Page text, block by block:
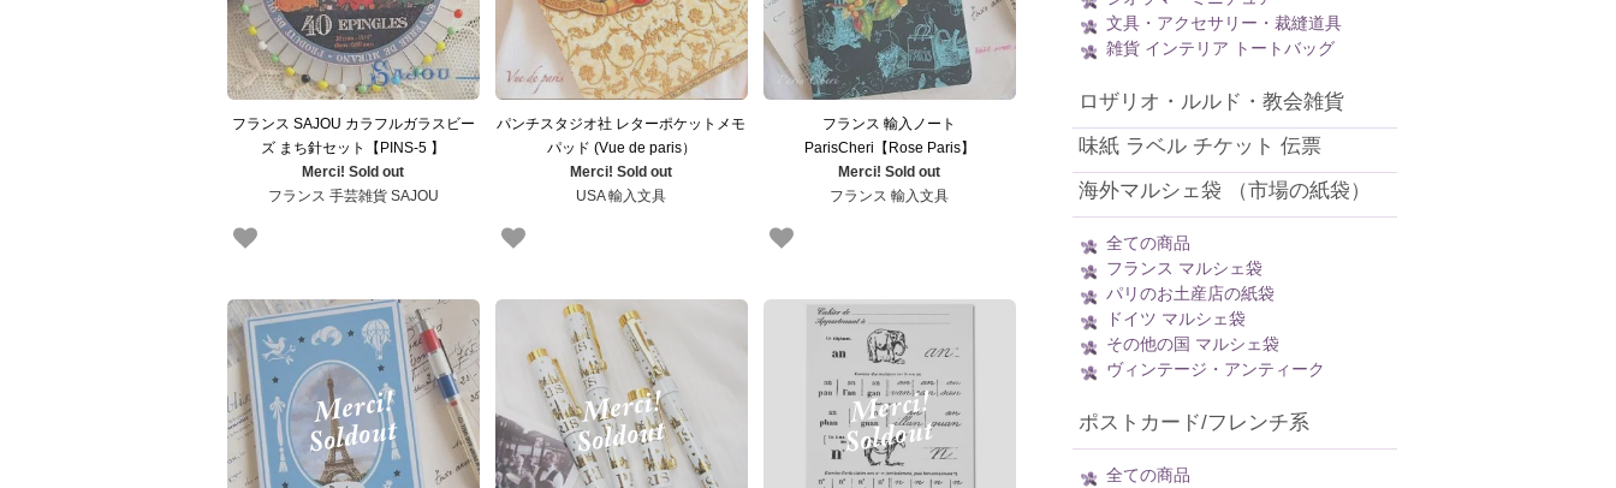
フランス SAJOU カラフルガラスビー
ズ まち針セット【PINS-5 】
Merci! Sold out
フランス 手芸雑貨 SAJOU
パンチスタジオ社 レターポケットメモ
パッド (Vue de paris）
【PunchStudio】
Merci! Sold out
USA 輸入文具
フランス 輸入ノート
ParisCheri【Rose Paris】
Merci! Sold out
フランス 輸入文具
文具・アクセサリー・裁縫道具
雑貨 インテリア トートバッグ
ロザリオ・ルルド・教会雑貨
味紙 ラベル チケット 伝票
海外マルシェ袋 （市場の紙袋）
全ての商品
フランス マルシェ袋
パリのお土産店の紙袋
ドイツ マルシェ袋
その他の国 マルシェ袋
ヴィンテージ・アンティーク
ポストカード/フレンチ系
全ての商品